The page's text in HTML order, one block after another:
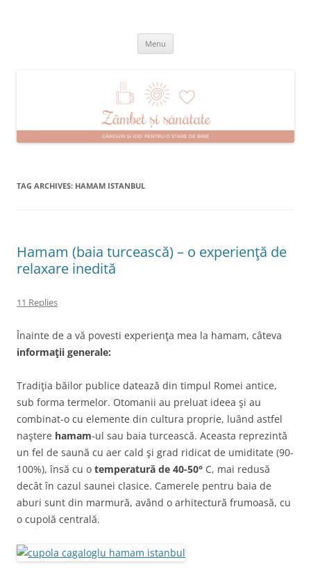
Menu
TAG ARCHIVES: HAMAM ISTANBUL
Hamam (baia turcească) – o experienţă de
relaxare inedită
11 Replies
Înainte de a vă povesti experienţa mea la hamam, câteva
informaţii generale:
Tradiţia băilor publice datează din timpul Romei antice,
sub forma termelor. Otomanii au preluat ideea şi au
combinat-o cu elemente din cultura proprie, luând astfel
naştere hamam-ul sau baia turcească. Aceasta reprezintă
un fel de saună cu aer cald şi grad ridicat de umiditate (90-
100%), însă cu o temperatură de 40-50° C, mai redusă
decât în cazul saunei clasice. Camerele pentru baia de
aburi sunt din marmură, având o arhitectură frumoasă, cu
o cupolă centrală.